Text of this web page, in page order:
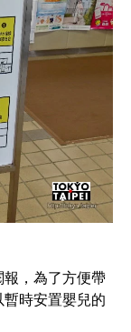
，為了方便帶
時安置嬰兒的